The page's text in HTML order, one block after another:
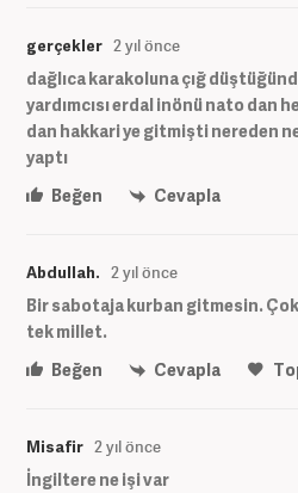
gerçekler 2 yıl önce
dağlıca karakoluna çığ
yardımcısı erdal inönü nato dan
dan hakkari ye gitmişti nereden
yaptı
Beğen
Cevapla
Abdullah. 2 yıl önce
Bir sabotaja kurban gitmesin.
tek millet.
Beğen
Cevapla
Misafir 2 yıl önce
İngiltere ne işi var